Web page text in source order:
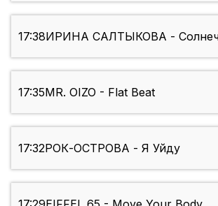
17:38ИРИНА САЛТЫКОВА -
17:35MR. OIZO - Flat Beat
17:32РОК-ОСТРОВА - Я Уйду